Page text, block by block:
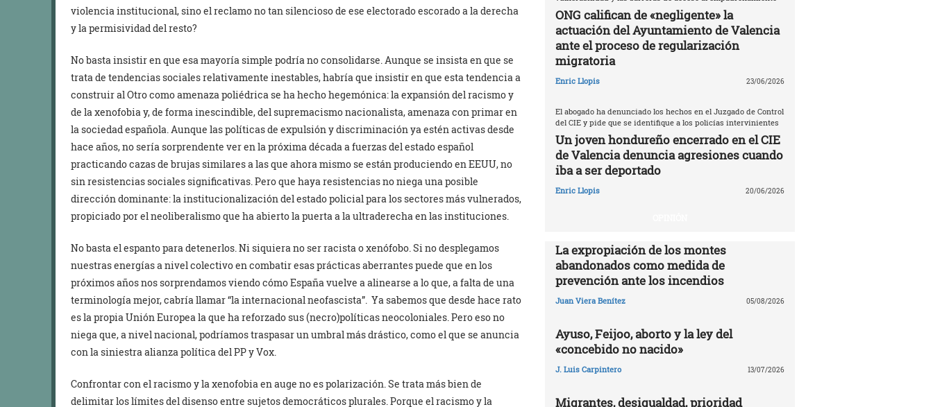
violencia institucional, sino el reclamo no tan silencioso de ese electorado escorado a la derecha
y la permisividad del resto?
No basta insistir en que esa mayoría simple podría no consolidarse. Aunque se insista en que se
trata de tendencias sociales relativamente inestables, habría que insistir en que esta tendencia a
construir al Otro como amenaza poliédrica se ha hecho hegemónica: la expansión del racismo y
de la xenofobia y, de forma inescindible, del supremacismo nacionalista, amenaza con primar en
la sociedad española. Aunque las políticas de expulsión y discriminación ya estén activas desde
hace años, no sería sorprendente ver en la próxima década a fuerzas del estado español
practicando cazas de brujas similares a las que ahora mismo se están produciendo en EEUU, no
sin resistencias sociales significativas. Pero que haya resistencias no niega una posible
dirección dominante: la institucionalización del estado policial para los sectores más vulnerados,
propiciado por el neoliberalismo que ha abierto la puerta a la ultraderecha en las instituciones.
No basta el espanto para detenerlos. Ni siquiera no ser racista o xenófobo. Si no desplegamos
nuestras energías a nivel colectivo en combatir esas prácticas aberrantes puede que en los
próximos años nos sorprendamos viendo cómo España vuelve a alinearse a lo que, a falta de una
terminología mejor, cabría llamar “la internacional neofascista”. Ya sabemos que desde hace rato
es la propia Unión Europea la que ha reforzado sus (necro)políticas neocoloniales. Pero eso no
niega que, a nivel nacional, podríamos traspasar un umbral más drástico, como el que se anuncia
con la siniestra alianza política del PP y Vox.
Confrontar con el racismo y la xenofobia en auge no es polarización. Se trata más bien de
delimitar los límites del disenso entre sujetos democráticos plurales. Porque el racismo y la
ONG califican de «negligente» la
actuación del Ayuntamiento de Valencia
ante el proceso de regularización
migratoria
Enric Llopis 23/06/2026
El abogado ha denunciado los hechos en el Juzgado de Control
del CIE y pide que se identifique a los policías intervinientes
Un joven hondureño encerrado en el CIE
de Valencia denuncia agresiones cuando
iba a ser deportado
Enric Llopis 20/06/2026
La expropiación de los montes
abandonados como medida de
prevención ante los incendios
Juan Viera Benítez 05/08/2026
Ayuso, Feijoo, aborto y la ley del
«concebido no nacido»
J. Luis Carpintero 13/07/2026
Migrantes, desigualdad, prioridad